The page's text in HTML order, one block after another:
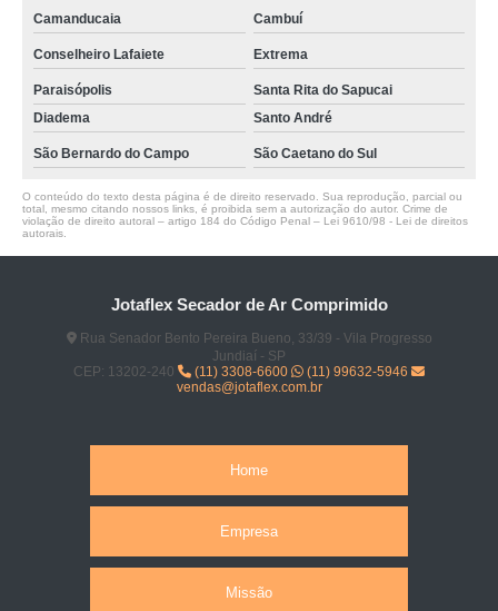
Camanducaia Cambuí
Conselheiro Lafaiete Extrema
Paraisópolis
Santa Rita do Sapucai
Diadema
Santo André
São Bernardo do Campo São Caetano do Sul
O conteúdo do texto desta página é de direito reservado. Sua reprodução, parcial ou
total, mesmo citando nossos links, é proibida sem a autorização do autor. Crime de
violação de direito autoral – artigo 184 do Código Penal – Lei 9610/98 - Lei de direitos
autorais
Jotaflex Secador de Ar Comprimido
Rua Senador Bento Pereira Bueno, 33/39 - Vila Progresso
Jundiaí - SP
CEP: 13202-240
(11) 3308-6600
(11) 99632-5946
vendas@jotaflex.com.br
Home
Empresa
Missão